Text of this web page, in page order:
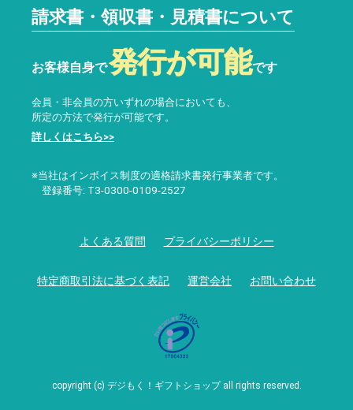
請求書・領収書・見積書について
お客様自身で発行が可能です
会員・非会員の方いずれの場合においても、
所定の方法で発行が可能です。
詳しくはこちら>>
※当社はインボイス制度の適格請求書発行事業者です。
登録番号: T3-0300-0109-2527
よくある質問 プライバシーポリシー
特定商取引法に基づく表記 運営会社 お問い合わせ
copyright (c) デジもく！ギフトショップ all rights reserved.